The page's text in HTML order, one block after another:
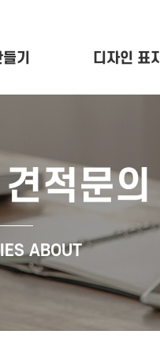
기 디자인 표지
적문의
ABOUT